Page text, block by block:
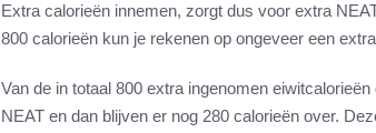
Extra calorieën innemen, zorgt dus voor extra
800 calorieën kun je rekenen op ongeveer een
Van de in totaal 800 extra ingenomen
NEAT en dan blijven er nog 280 calorieën over.